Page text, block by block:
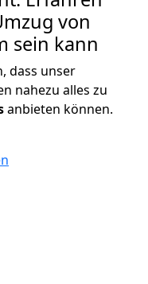
von
sein kann
dass unser
nahezu alles zu
anbieten können.